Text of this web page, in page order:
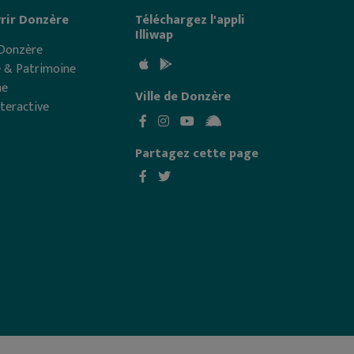
Donzère
Patrimoine
Téléchargez l'appli
Illiwap
Ville de Donzère
Partagez cette page